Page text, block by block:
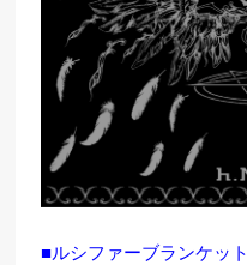
■ルシファーブランケット